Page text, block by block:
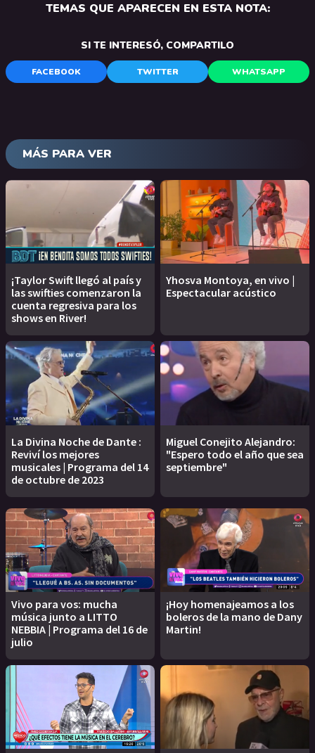
TEMAS QUE APARECEN EN ESTA NOTA:
SI TE INTERESÓ, COMPARTILO
FACEBOOK TWITTER WHATSAPP
MÁS PARA VER
¡Taylor Swift llegó al país y
las swifties comenzaron la
cuenta regresiva para los
shows en River!
Yhosva Montoya, en vivo |
Espectacular acústico
La Divina Noche de Dante :
Reviví los mejores
musicales | Programa del 14
de octubre de 2023
Miguel Conejito Alejandro:
"Espero todo el año que sea
septiembre"
Vivo para vos: mucha
música junto a LITTO
NEBBIA | Programa del 16 de
julio
¡Hoy homenajeamos a los
boleros de la mano de Dany
Martin!